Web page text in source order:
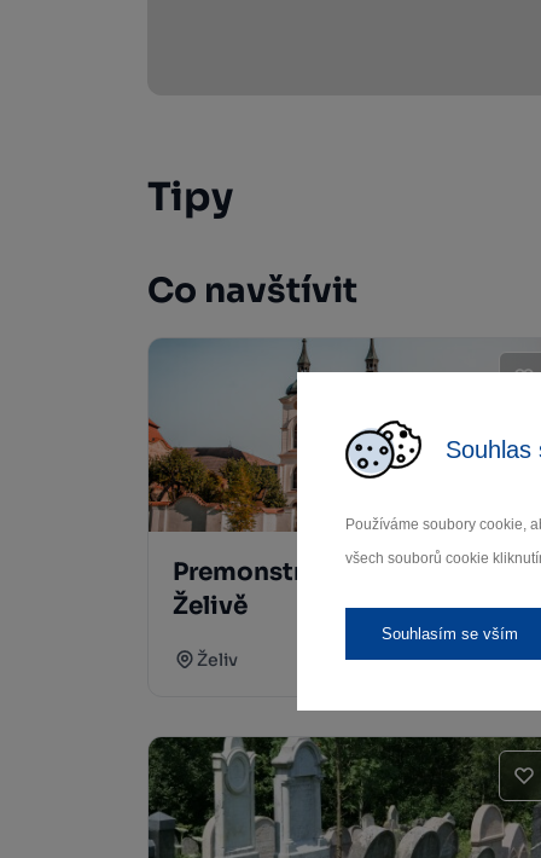
Souhlas
Používáme soubory cookie,
všech souborů cookie
Souhlasím se vším
Tipy
Co navštívit
Premonstrátský klášter v
Želivě
Želiv